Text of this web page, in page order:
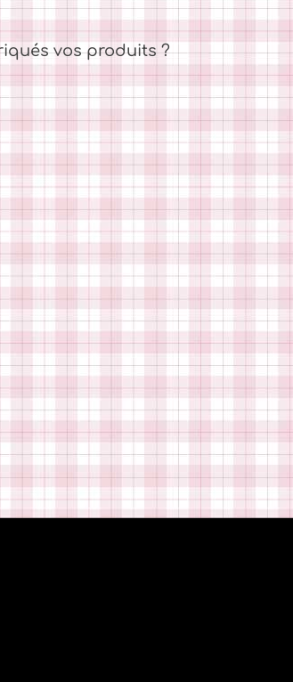
vos produits ?